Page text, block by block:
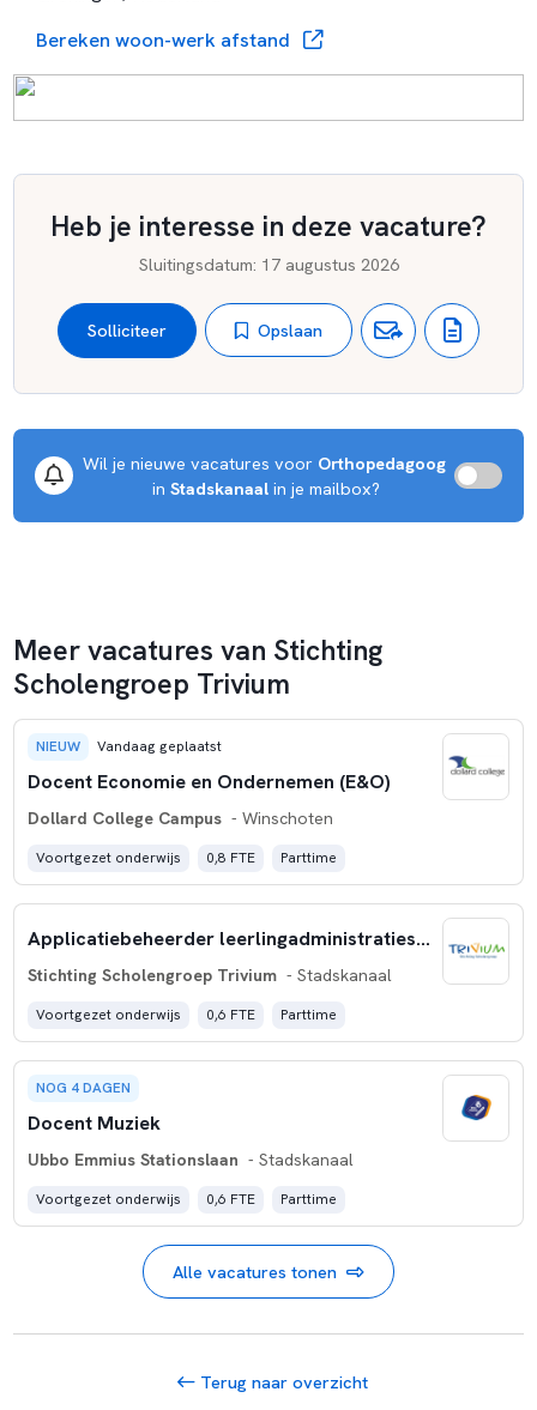
het Schoolplan.
Bereken woon-werk afstand
Heb je interesse in deze vacature?
Sluitingsdatum: 17 augustus 2026
Solliciteer Opslaan
Wil je nieuwe vacatures voor Orthopedagoog
in Stadskanaal in je mailbox?
Meer vacatures van Stichting
Scholengroep Trivium
NIEUW Vandaag geplaatst
Docent Economie en Ondernemen (E&O)
Dollard College Campus - Winschoten
Voortgezet onderwijs 0,8 FTE Parttime
Applicatiebeheerder leerlingadministratiesysteem
Stichting Scholengroep Trivium - Stadskanaal
Voortgezet onderwijs 0,6 FTE Parttime
NOG 4 DAGEN
Docent Muziek
Ubbo Emmius Stationslaan - Stadskanaal
Voortgezet onderwijs 0,6 FTE Parttime
Alle vacatures tonen
Terug naar overzicht